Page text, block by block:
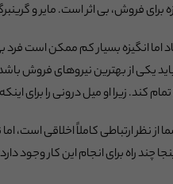
فروش، بی اثر است. مایر و
اما انگیزه بسیار کم ممکن است
یکی از بهترین نیروهای فروش
تمام کند. زیرا او میل درونی را
نظر ارتباطی کاملاً اخلاقی است،
چند راه برای انجام این کار وجود